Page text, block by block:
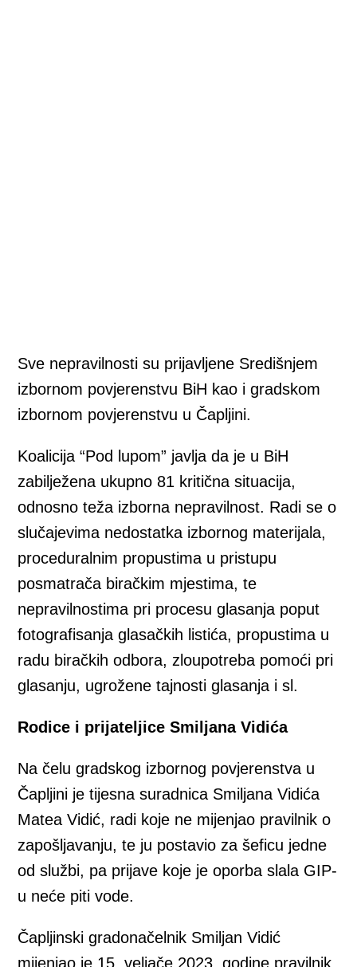
Sve nepravilnosti su prijavljene Središnjem
izbornom povjerenstvu BiH kao i gradskom
izbornom povjerenstvu u Čapljini.
Koalicija “Pod lupom” javlja da je u BiH
zabilježena ukupno 81 kritična situacija,
odnosno teža izborna nepravilnost. Radi se o
slučajevima nedostatka izbornog materijala,
proceduralnim propustima u pristupu
posmatrača biračkim mjestima, te
nepravilnostima pri procesu glasanja poput
fotografisanja glasačkih listića, propustima u
radu biračkih odbora, zloupotreba pomoći pri
glasanju, ugrožene tajnosti glasanja i sl.
Rodice i prijateljice Smiljana Vidića
Na čelu gradskog izbornog povjerenstva u
Čapljini je tijesna suradnica Smiljana Vidića
Matea Vidić, radi koje ne mijenjao pravilnik o
zapošljavanju, te ju postavio za šeficu jedne
od službi, pa prijave koje je oporba slala GIP-
u neće piti vode.
Čapljinski gradonačelnik Smiljan Vidić
mijenjao je 15. veljače 2023. godine pravilnik